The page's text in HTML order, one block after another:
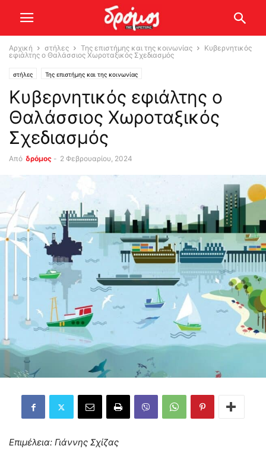
Αρχική στήλες Της επιστήμης και της κοινωνίας
Κυβερνητικός
εφιάλτης ο Θαλάσσιος Χωροταξικός Σχεδιασμός
στήλες Της επιστήμης και της κοινωνίας
Κυβερνητικός εφιάλτης ο
Θαλάσσιος Χωροταξικός
Σχεδιασμός
Από δρόμος - 2 Φεβρουαρίου, 2024
Επιμέλεια: Γιάννης Σχίζας